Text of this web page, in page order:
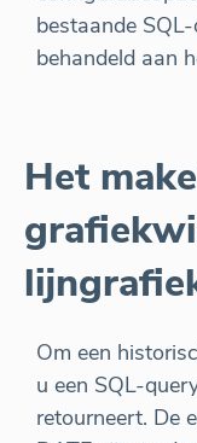
bestaande
behandeld aan
Het
Om een
u een SQL-
retourneert. De